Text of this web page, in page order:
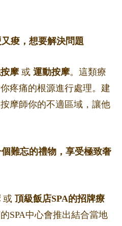
痠，想要解決問題
摩或 運動按摩。這類療
疼痛的根源進行處理。建
摩師你的不適區域，讓他
難忘的禮物，享受極致奢
或 頂級飯店SPA的招牌療
SPA中心會推出結合當地